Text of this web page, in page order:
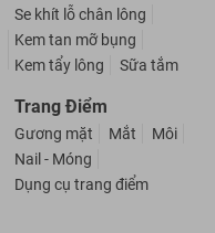
Se khít lỗ chân lông
Kem tan mỡ bụng
Kem tẩy lông
Sữa tắm
Trang Điểm
Gương mặt Mắt
Môi
Nail - Móng
Dụng cụ trang điểm